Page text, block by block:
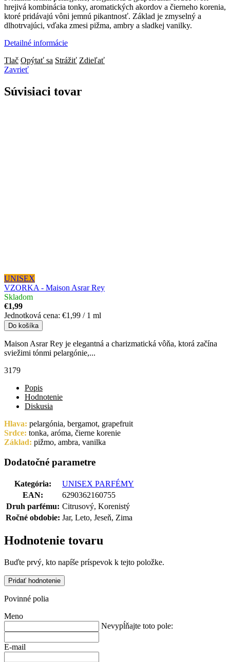
hrejivá kombinácia tonky, aromatických akordov a čierneho korenia,
ktoré pridávajú vôni jemnú pikantnosť. Základ je zmyselný a
dlhotrvajúci, vďaka zmesi pižma, ambry a sladkej vanilky.
Detailné informácie
Tlač Opýtať sa Strážiť Zdieľať
Zavrieť
Súvisiaci tovar
UNISEX
VZORKA - Maison Asrar Rey
Skladom
€1,99
Jednotková cena: €1,99 / 1 ml
Do košíka
Maison Asrar Rey je elegantná a charizmatická vôňa, ktorá začína
sviežimi tónmi pelargónie,...
3179
Popis
Hodnotenie
Diskusia
Hlava: pelargónia, bergamot, grapefruit
Srdce: tonka, aróma, čierne korenie
Základ: pižmo, ambra, vanilka
Dodatočné parametre
Kategória:
UNISEX PARFÉMY
EAN:
6290362160755
Druh parfému: Citrusový, Korenistý
Ročné obdobie: Jar, Leto, Jeseň, Zima
Hodnotenie tovaru
Buďte prvý, kto napíše príspevok k tejto položke.
Pridať hodnotenie
Povinné polia
Meno
Nevypĺňajte toto pole:
E-mail